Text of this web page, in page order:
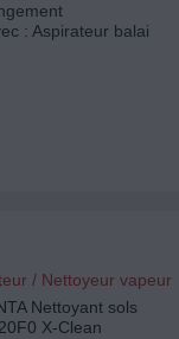
: Aspirateur balai
/ Nettoyeur vapeur
Nettoyant sols
X-Clean